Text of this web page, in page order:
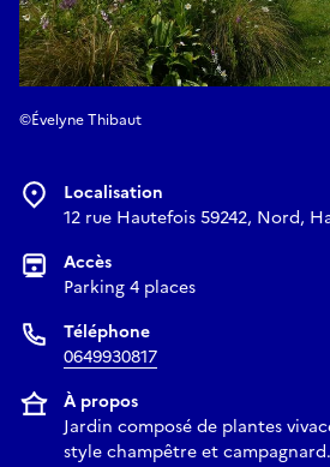
©Évelyne Thibaut
Localisation
12 rue Hautefois 59242, Nord,
Accès
Parking 4 places
Téléphone
0649930817
À propos
Jardin composé de plantes
style champêtre et campagnard.